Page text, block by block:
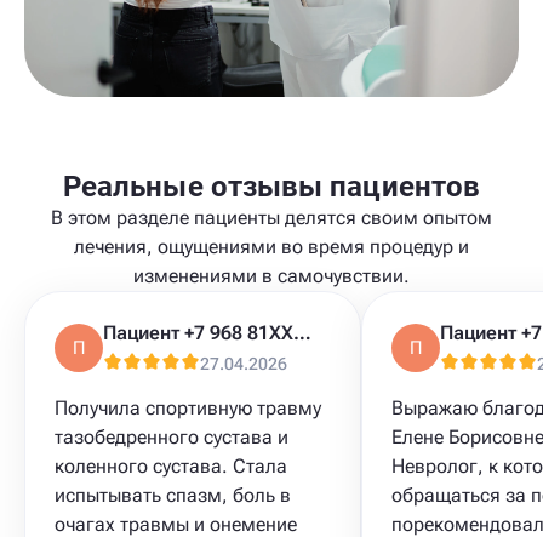
Реальные отзывы пациентов
В этом разделе пациенты делятся своим опытом
лечения, ощущениями во время процедур и
изменениями в самочувствии.
П
Пациент +7 968 81XXXXX
27.04.2026
Получила спортивную травму
тазобедренного сустава и
коленного сустава. Стала
испытывать спазм, боль в
очагах травмы и онемение
П
Выражаю
Елене
Невролог, к
обращаться за